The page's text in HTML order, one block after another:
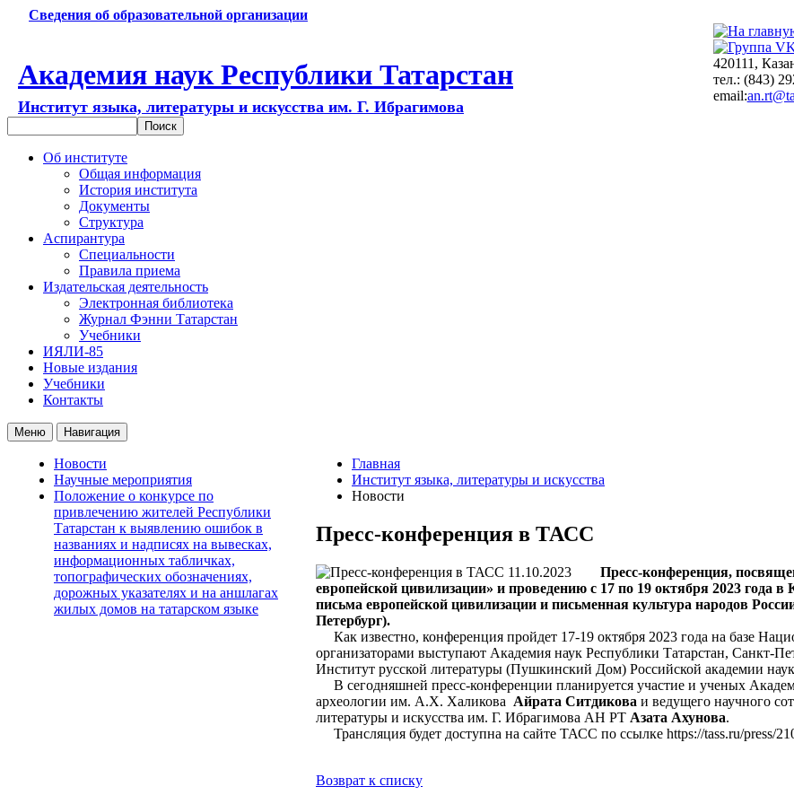
Сведения об образовательной организации
Академия наук Республики Татарстан
Институт языка, литературы и искусства им. Г. Ибрагимова
420111,
тел.: (843)
email:
Об институте
Общая информация
История института
Документы
Структура
Аспирантура
Специальности
Правила приема
Издательская деятельность
Электронная библиотека
Журнал Фэнни Татарстан
Учебники
ИЯЛИ-85
Новые издания
Учебники
Контакты
Меню Навигация
Новости
Научные мероприятия
Положение о конкурсе по
привлечению жителей Республики
Татарстан к выявлению ошибок в
названиях и надписях на вывесках,
информационных табличках,
топографических обозначениях,
дорожных указателях и на аншлагах
жилых домов на татарском языке
Главная
Институт языка, литературы и искусства
Новости
Пресс-конференция в ТАСС
11.10.2023
Пресс-конференция,
европейской цивилизации» и проведению с 17 по 19 октября 2023 года
письма европейской цивилизации и письменная культура народов
Петербург).
Как известно, конференция пройдет 17-19 октября 2023 года на базе
организаторами выступают Академия наук Республики Татарстан, Санкт-
Институт русской литературы (Пушкинский Дом) Российской академии
В сегодняшней пресс-конференции планируется участие и ученых
археологии им. А.Х. Халикова Айрата Ситдикова и ведущего научного
литературы и искусства им. Г. Ибрагимова АН РТ Азата Ахунова.
Трансляция будет доступна на сайте ТАСС по ссылке https://tass.ru/press/
Возврат к списку